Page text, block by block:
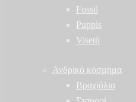
Fossil
Puppis
Visetti
Ανδρικό κόσμημα
Βραχιόλια